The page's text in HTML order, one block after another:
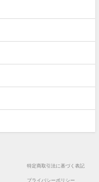
特定商取引法に基づく表記
プライバシーポリシー